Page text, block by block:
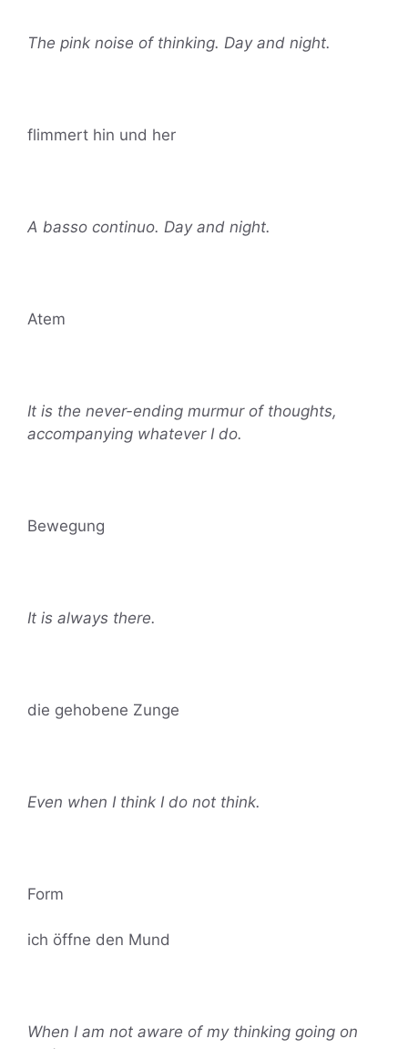
The pink noise of thinking. Day and night.
flimmert hin und her
A basso continuo. Day and night.
Atem
It is the never-ending murmur of thoughts,
accompanying whatever I do.
Bewegung
It is always there.
die gehobene Zunge
Even when I think I do not think.
Form
ich öffne den Mund
When I am not aware of my thinking going on